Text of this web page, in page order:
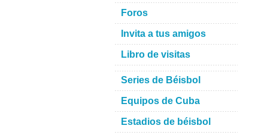
Foros
Invita a tus amigos
Libro de visitas
Series de Béisbol
Equipos de Cuba
Estadios de béisbol